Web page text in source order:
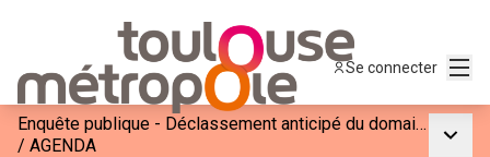
Se connecter
Enquête publique - Déclassement anticipé du domaine public d&#39;une partie de la rue du Maroc
/ AGENDA